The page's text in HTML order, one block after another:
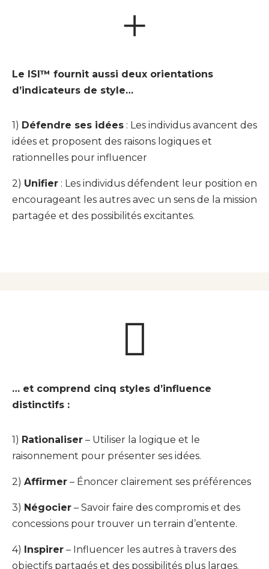
+
Le ISI™ fournit aussi deux orientations
d’indicateurs de style…
1) Défendre ses idées : Les individus avancent des
idées et proposent des raisons logiques et
rationnelles pour influencer
2) Unifier : Les individus défendent leur position en
encourageant les autres avec un sens de la mission
partagée et des possibilités excitantes.

… et comprend cinq styles d’influence
distinctifs :
1) Rationaliser – Utiliser la logique et le
raisonnement pour présenter ses idées.
2) Affirmer – Énoncer clairement ses préférences
3) Négocier – Savoir faire des compromis et des
concessions pour trouver un terrain d’entente.
4) Inspirer – Influencer les autres à travers des
objectifs partagés et des possibilités plus larges.